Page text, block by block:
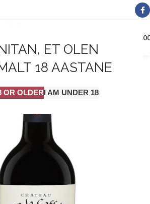
ET OLEN
18 AASTANE
OR OLDERI AM UNDER 18